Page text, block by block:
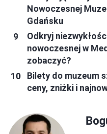
Nowoczesnej
Gdańsku
Odkryj
nowoczesnej w
zobaczyć?
Bilety do muzeum
ceny, zniżki i